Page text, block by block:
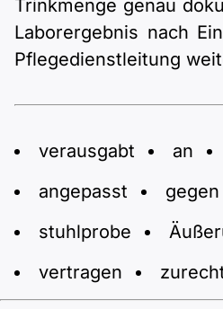
Trinkmenge genau
Laborergebnis nach
Pflegedienstleitung
verausgabt an
angepasst
gegen
stuhlprobe
vertragen